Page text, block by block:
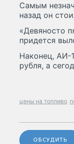
Самым
назад он
«Девяносто
придется
Наконец, АИ-
рубля, а
цены на топливо
ОБСУДИТЬ